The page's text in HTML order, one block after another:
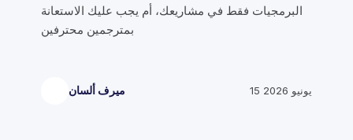
البرمجيات فقط في مشاريعك، أم يجب عليك الاستعانة
بمترجمين محترفين
ميرف ألسان 15 يونيو 2026